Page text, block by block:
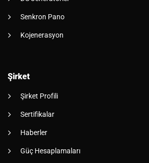
Senkron Pano
Kojenerasyon
Şirket
Şirket Profili
Sertifikalar
Haberler
Güç Hesaplamaları